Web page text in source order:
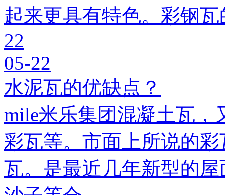
起来更具有特色。彩钢
22
05-22
水泥瓦的优缺点？
mile米乐集团混凝土瓦，
彩瓦等。市面上所说的
瓦。是最近几年新型的